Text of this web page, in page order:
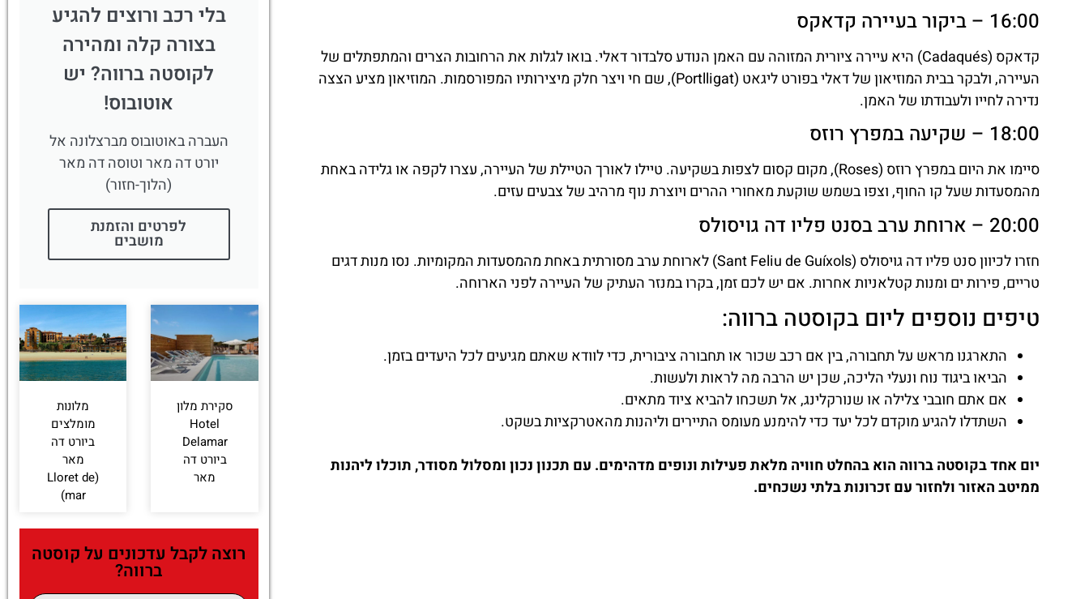
16:00 – ביקור בעיירה קדאקס
קדאקס (Cadaqués) היא עיירה ציורית המזוהה עם האמן הנודע סלבדור דאלי. בואו לגלות את הרחובות הצרים והמתפתלים של
העיירה, ולבקר בבית המוזיאון של דאלי בפורט ליגאט (Portlligat), שם חי ויצר חלק מיצירותיו המפורסמות. המוזיאון מציע הצצה
נדירה לחייו ולעבודתו של האמן.
18:00 – שקיעה במפרץ רוזס
סיימו את היום במפרץ רוזס (Roses), מקום קסום לצפות בשקיעה. טיילו לאורך הטיילת של העיירה, עצרו לקפה או גלידה באחת
מהמסעדות שעל קו החוף, וצפו בשמש שוקעת מאחורי ההרים ויוצרת נוף מרהיב של צבעים עזים.
20:00 – ארוחת ערב בסנט פליו דה גויסולס
חזרו לכיוון סנט פליו דה גויסולס (Sant Feliu de Guíxols) לארוחת ערב מסורתית באחת מהמסעדות המקומיות. נסו מנות דגים
טריים, פירות ים ומנות קטלאניות אחרות. אם יש לכם זמן, בקרו במנזר העתיק של העיירה לפני הארוחה.
טיפים נוספים ליום בקוסטה ברווה:
התארגנו מראש על תחבורה, בין אם רכב שכור או תחבורה ציבורית, כדי לוודא שאתם מגיעים לכל היעדים בזמן.
הביאו ביגוד נוח ונעלי הליכה, שכן יש הרבה מה לראות ולעשות.
אם אתם חובבי צלילה או שנורקלינג, אל תשכחו להביא ציוד מתאים.
השתדלו להגיע מוקדם לכל יעד כדי להימנע מעומס התיירים וליהנות מהאטרקציות בשקט.
יום אחד בקוסטה ברווה הוא בהחלט חוויה מלאת פעילות ונופים מדהימים. עם תכנון נכון ומסלול מסודר, תוכלו ליהנות
ממיטב האזור ולחזור עם זכרונות בלתי נשכחים.
בלי רכב ורוצים להגיע
בצורה קלה ומהירה
לקוסטה ברווה? יש
אוטובוס!
העברה באוטובוס מברצלונה אל
יורט דה מאר וטוסה דה מאר
(הלוך-חזור)
לפרטים והזמנת
מושבים
סקירת מלון
Hotel
Delamar
ביורט דה
מאר
מלונות
מומלצים
ביורט דה
מאר
(Lloret de
mar)
רוצה לקבל עדכונים על קוסטה
ברווה?